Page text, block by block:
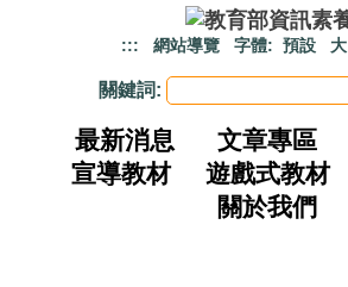
::: 網站導覽 字體: 預設 大
關鍵詞:
最新消息 文章專區
宣導教材
遊戲式教材
關於我們